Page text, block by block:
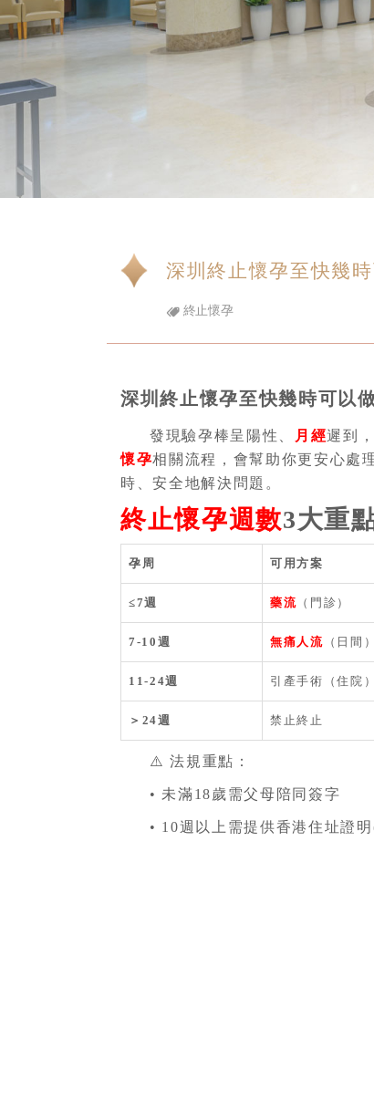
深圳終止懷孕至快幾
終止懷孕
深圳終止懷孕至快幾時可以
發現驗孕棒呈陽性、 月經遲到
懷孕相關流程，會幫助你更安心處
時、安全地解決問題。
終止懷孕週數3大重
孕周 可用方案
≤7週 藥流 （門診）
7-10週 無痛人流 （日間）
11-24週 引產手術（住院）
＞24週 禁止終止
⚠️ 法規重點：
• 未滿18歲需父母陪同簽字
• 10週以上需提供香港住址證